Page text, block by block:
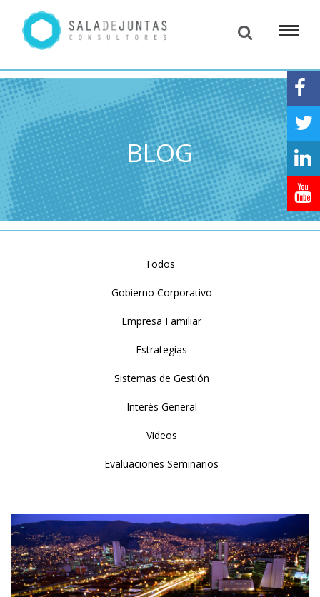
BLOG
Todos
Gobierno Corporativo
Empresa Familiar
Estrategias
Sistemas de Gestión
Interés General
Videos
Evaluaciones Seminarios